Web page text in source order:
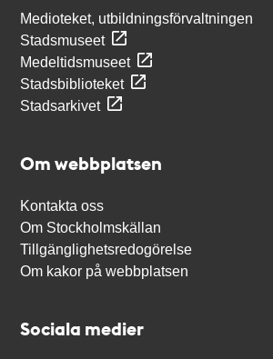
Medioteket, utbildningsförvaltningen
Stadsmuseet
Medeltidsmuseet
Stadsbiblioteket
Stadsarkivet
Om webbplatsen
Kontakta oss
Om Stockholmskällan
Tillgänglighetsredogörelse
Om kakor på webbplatsen
Sociala medier